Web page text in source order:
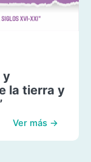
y
la tierra y
Ver más →